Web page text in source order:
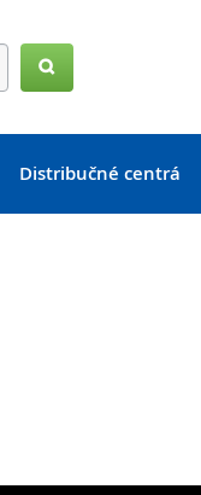
Distribučné centrá